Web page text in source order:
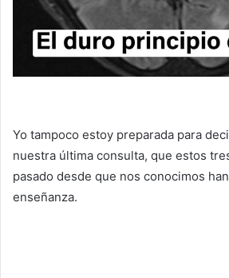
Yo tampoco estoy preparada para
nuestra última consulta, que estos
pasado desde que nos conocimos
enseñanza.